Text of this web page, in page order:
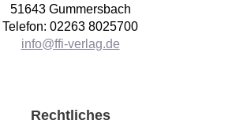
51643 Gummersbach
Telefon: 02263 8025700
info@ffi-verlag.de
Rechtliches